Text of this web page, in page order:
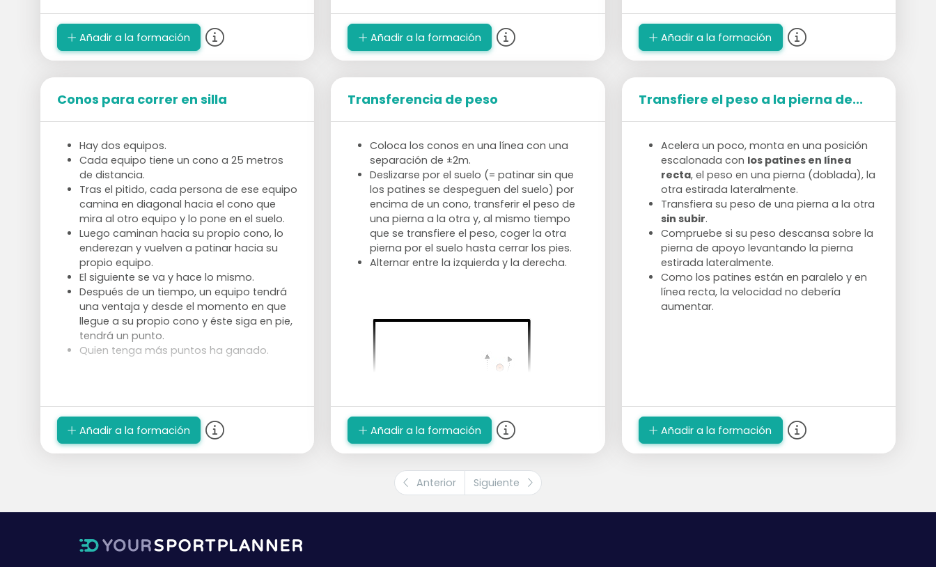
Añadir a la formación
obtienes un punto.
El equipo con más puntos gana.
Añadir a la formación Añadir a la formación
Conos para correr en silla
Hay dos equipos.
Cada equipo tiene un cono a 25 metros
de distancia.
Tras el pitido, cada persona de ese equipo
camina en diagonal hacia el cono que
mira al otro equipo y lo pone en el suelo.
Luego caminan hacia su propio cono, lo
enderezan y vuelven a patinar hacia su
propio equipo.
El siguiente se va y hace lo mismo.
Después de un tiempo, un equipo tendrá
una ventaja y desde el momento en que
llegue a su propio cono y éste siga en pie,
tendrá un punto.
Quien tenga más puntos ha ganado.
Añadir a la formación
Transferencia de peso
Coloca los conos en una línea con una
separación de ±2m.
Deslizarse por el suelo (= patinar sin que
los patines se despeguen del suelo) por
encima de un cono, transferir el peso de
una pierna a la otra y, al mismo tiempo
que se transfiere el peso, coger la otra
pierna por el suelo hasta cerrar los pies.
Alternar entre la izquierda y la derecha.
Añadir a la formación
Transfiere el peso a la pierna de...
Acelera un poco, monta en una posición
escalonada con los patines en línea
recta, el peso en una pierna (doblada), la
otra estirada lateralmente.
Transfiera su peso de una pierna a la otra
sin subir.
Compruebe si su peso descansa sobre la
pierna de apoyo levantando la pierna
estirada lateralmente.
Como los patines están en paralelo y en
línea recta, la velocidad no debería
aumentar.
Añadir a la formación
Anterior Siguiente